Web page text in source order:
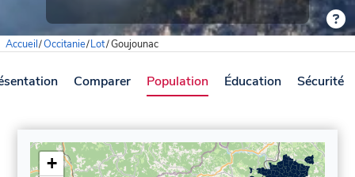
Accueil/Occitanie/Lot/Goujounac
Comparer Population Éducation Sécurité
+